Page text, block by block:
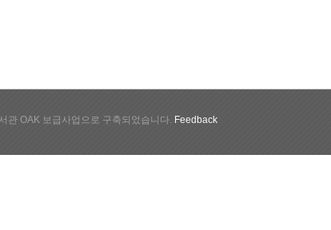
관 OAK 보급사업으로 구축되었습니다. Feedback